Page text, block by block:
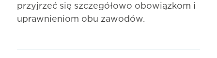
przyjrzeć się szczegółowo obowiązkom i
uprawnieniom obu zawodów.